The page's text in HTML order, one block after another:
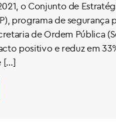
o Conjunto de
programa de segurança
de Ordem Pública
positivo e reduz em
[…]